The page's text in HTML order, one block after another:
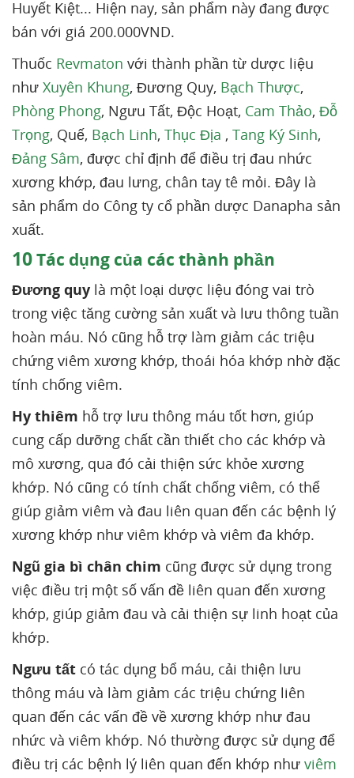
Huyết Kiệt... Hiện nay, sản phẩm này đang được
bán với giá 200.000VND.
Thuốc Revmaton với thành phần từ dược liệu
như Xuyên Khung, Đương Quy, Bạch Thược,
Phòng Phong, Ngưu Tất, Độc Hoạt, Cam Thảo, Đỗ
Trọng, Quế, Bạch Linh, Thục Địa , Tang Ký Sinh,
Đảng Sâm, được chỉ định để điều trị đau nhức
xương khớp, đau lưng, chân tay tê mỏi. Đây là
sản phẩm do Công ty cổ phần dược Danapha sản
xuất.
10Tác dụng của các thành phần
Đương quy là một loại dược liệu đóng vai trò
trong việc tăng cường sản xuất và lưu thông tuần
hoàn máu. Nó cũng hỗ trợ làm giảm các triệu
chứng viêm xương khớp, thoái hóa khớp nhờ đặc
tính chống viêm.
Hy thiêm hỗ trợ lưu thông máu tốt hơn, giúp
cung cấp dưỡng chất cần thiết cho các khớp và
mô xương, qua đó cải thiện sức khỏe xương
khớp. Nó cũng có tính chất chống viêm, có thể
giúp giảm viêm và đau liên quan đến các bệnh lý
xương khớp như viêm khớp và viêm đa khớp.
Ngũ gia bì chân chim cũng được sử dụng trong
việc điều trị một số vấn đề liên quan đến xương
khớp, giúp giảm đau và cải thiện sự linh hoạt của
khớp.
Ngưu tất có tác dụng bổ máu, cải thiện lưu
thông máu và làm giảm các triệu chứng liên
quan đến các vấn đề về xương khớp như đau
nhức và viêm khớp. Nó thường được sử dụng để
điều trị các bệnh lý liên quan đến khớp như viêm